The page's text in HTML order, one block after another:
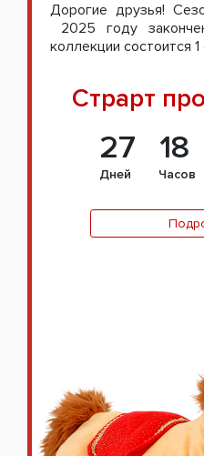
Дорогие друзья!
2025 году
коллекции состоится
Страрт
27
Дней
18
Часов